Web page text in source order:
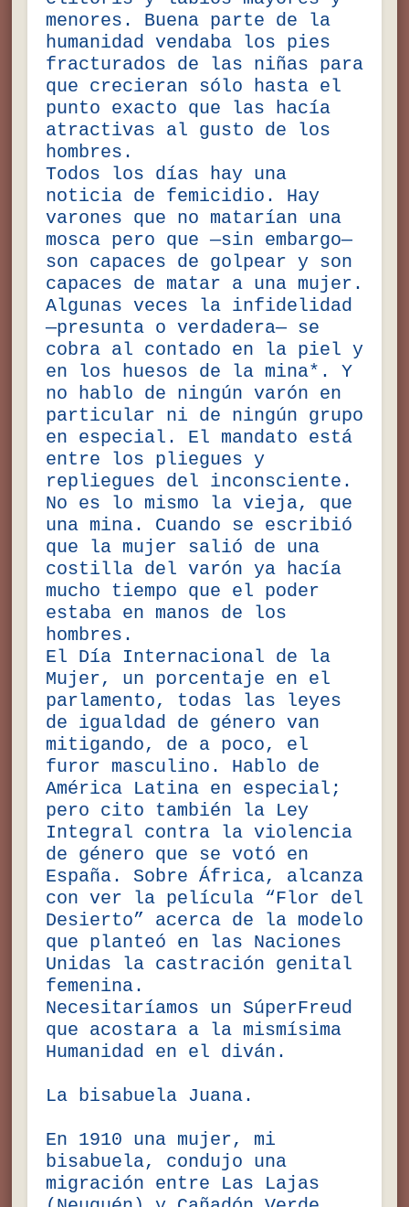
menores. Buena parte de la
humanidad vendaba los pies
fracturados de las niñas para
que crecieran sólo hasta el
punto exacto que las hacía
atractivas al gusto de los
hombres.
Todos los días hay una
noticia de femicidio. Hay
varones que no matarían una
mosca pero que —sin embargo—
son capaces de golpear y son
capaces de matar a una mujer.
Algunas veces la infidelidad
—presunta o verdadera— se
cobra al contado en la piel y
en los huesos de la mina*. Y
no hablo de ningún varón en
particular ni de ningún grupo
en especial. El mandato está
entre los pliegues y
repliegues del inconsciente.
No es lo mismo la vieja, que
una mina. Cuando se escribió
que la mujer salió de una
costilla del varón ya hacía
mucho tiempo que el poder
estaba en manos de los
hombres.
El Día Internacional de la
Mujer, un porcentaje en el
parlamento, todas las leyes
de igualdad de género van
mitigando, de a poco, el
furor masculino. Hablo de
América Latina en especial;
pero cito también la Ley
Integral contra la violencia
de género que se votó en
España. Sobre África, alcanza
con ver la película “Flor del
Desierto” acerca de la modelo
que planteó en las Naciones
Unidas la castración genital
femenina.
Necesitaríamos un SúperFreud
que acostara a la mismísima
Humanidad en el diván.
La bisabuela Juana.
En 1910 una mujer, mi
bisabuela, condujo una
migración entre Las Lajas